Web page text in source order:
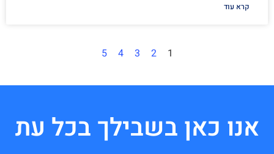
קרא עוד
1
2
3
4
5
אנו כאן בשבילך בכל עת